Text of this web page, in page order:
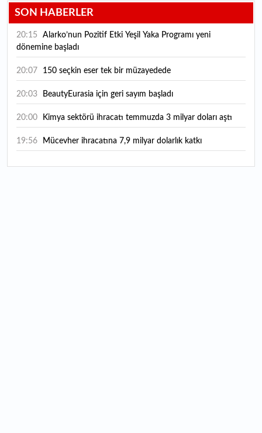
SON HABERLER
20:15
dönemine başladı
20:07 150 seçkin eser tek bir müzayedede
20:03 BeautyEurasia için geri sayım başladı
20:00 Kimya sektörü ihracatı temmuzda 3 milyar doları aştı
19:56 Mücevher ihracatına 7,9 milyar dolarlık katkı